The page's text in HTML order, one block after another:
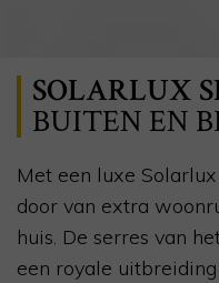
SOLARLUX
BUITEN EN
Met een luxe
door van extra
huis. De serres van
een royale